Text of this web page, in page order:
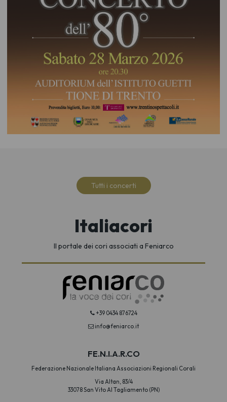
Tutti i concerti
Italiacori
Il portale dei cori associati a Feniarco
+39 0434 876724
info@feniarco.it
FE.N.I.A.R.CO
Federazione Nazionale Italiana Associazioni Regionali Corali
Via Altan, 83/4
33078 San Vito Al Tagliamento (PN)